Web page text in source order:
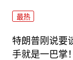
最热
特朗普刚说要
手就是一巴掌！